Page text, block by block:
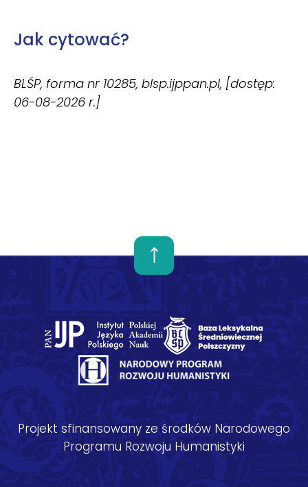
Jak cytować?
BLŚP, forma nr 10285, blsp.ijppan.pl, [dostęp:
06-08-2026 r.]
Projekt sfinansowany ze środków Narodowego
Programu Rozwoju Humanistyki